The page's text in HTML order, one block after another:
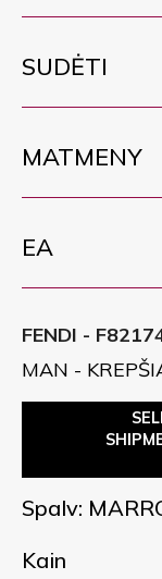
SUDĖTI
MATMENY
EA
FENDI -
MAN -
Spalv:
Kain